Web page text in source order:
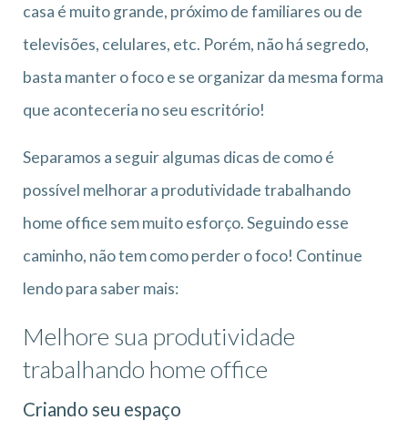
casa é muito grande, próximo de familiares ou de
televisões, celulares, etc. Porém, não há segredo,
basta manter o foco e se organizar da mesma forma
que aconteceria no seu escritório!
Separamos a seguir algumas dicas de como é
possível melhorar a produtividade trabalhando
home office sem muito esforço. Seguindo esse
caminho, não tem como perder o foco! Continue
lendo para saber mais:
Melhore sua produtividade
trabalhando home office
Criando seu espaço